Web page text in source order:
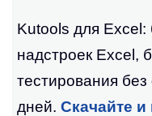
Kutools для
надстроек Excel,
тестирования
дней. Скачайте и